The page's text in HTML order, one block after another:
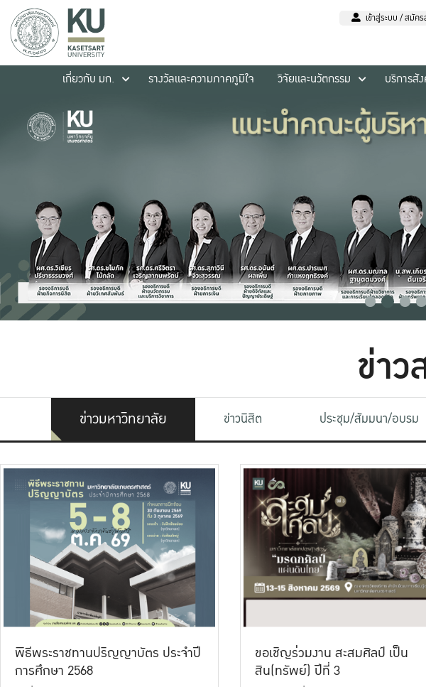
เข้าสู่ระบบ / สมัค
เกี่ยวกับ มก.
รางวัลและความภาคภูมิใจ วิจัยและนวัตกรรม บริการสั
ข่า
ข่าวมหาวิทยาลัย ข่าวนิสิต ประชุม/สัมมนา/อบรม
พิธีพระราชทานปริญญาบัตร ประจำปี
การศึกษา 2568
ขอเชิญร่วมงาน สะสมศิลป์ เป็น
สิน(ทรัพย์) ปีที่ 3